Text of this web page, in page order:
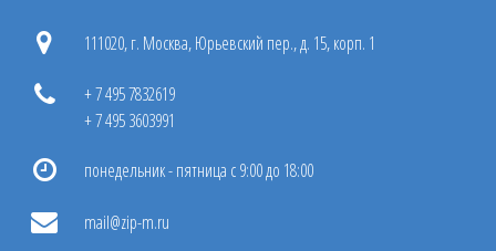
111020, г. Москва, Юрьевский пер., д. 15, корп. 1
+ 7 495 7832619
+ 7 495 3603991
понедельник - пятница с 9:00 до 18:00
mail@zip-m.ru